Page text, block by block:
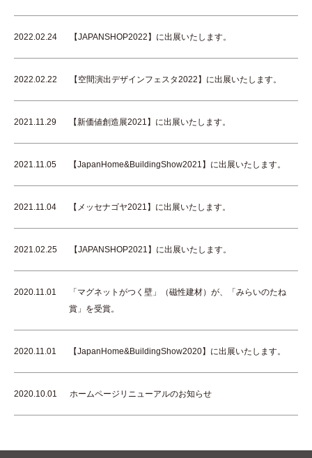
2022.02.24 【JAPANSHOP2022】に出展いたします。
2022.02.22 【空間演出デザインフェスタ2022】に出展いたします。
2021.11.29 【新価値創造展2021】に出展いたします。
2021.11.05 【JapanHome&BuildingShow2021】に出展いたします。
2021.11.04 【メッセナゴヤ2021】に出展いたします。
2021.02.25 【JAPANSHOP2021】に出展いたします。
2020.11.01
「マグネットがつく壁」（磁性建材）が、「みらいのたね
賞」を受賞。
2020.11.01 【JapanHome&BuildingShow2020】に出展いたします。
2020.10.01 ホームページリニューアルのお知らせ